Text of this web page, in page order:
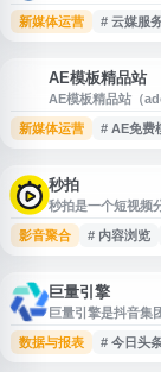
布或推广需求的用
服务内容及使用方
新媒体运营 # 云媒服
AE模板精品站
AE模板精品站（
分享网站，提供
板音乐等内容。网
新媒体运营 # AE免费
秒拍
秒拍是一个短视频
等服务。用户可通
于移动视频传播、
影音聚合 # 内容浏览
巨量引擎
巨量引擎是抖音集
等平台的广告与营
推广、数据洞察及
数据与报表 # 今日头